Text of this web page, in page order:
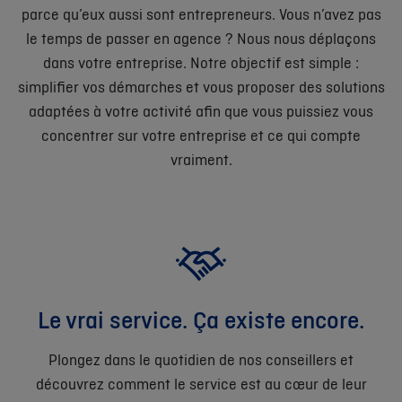
parce qu’eux aussi sont entrepreneurs. Vous n’avez pas
le temps de passer en agence ? Nous nous déplaçons
dans votre entreprise. Notre objectif est simple :
simplifier vos démarches et vous proposer des solutions
adaptées à votre activité afin que vous puissiez vous
concentrer sur votre entreprise et ce qui compte
vraiment.
Le vrai service. Ça existe encore.
Plongez dans le quotidien de nos conseillers et
découvrez comment le service est au cœur de leur